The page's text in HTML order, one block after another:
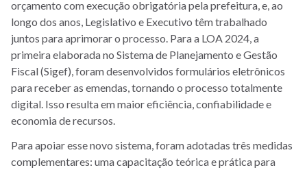
orçamento com execução obrigatória pela prefeitura, e, ao
longo dos anos, Legislativo e Executivo têm trabalhado
juntos para aprimorar o processo. Para a LOA 2024, a
primeira elaborada no Sistema de Planejamento e Gestão
Fiscal (Sigef), foram desenvolvidos formulários eletrônicos
para receber as emendas, tornando o processo totalmente
digital. Isso resulta em maior eficiência, confiabilidade e
economia de recursos.
Para apoiar esse novo sistema, foram adotadas três medidas
complementares: uma capacitação teórica e prática para